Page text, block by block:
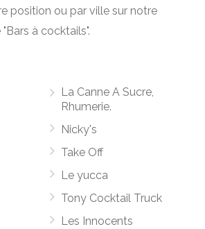
position ou par ville sur notre
à cocktails".
La Canne A Sucre,
Rhumerie.
Nicky's
Take Off
Le yucca
Tony Cocktail Truck
Les Innocents